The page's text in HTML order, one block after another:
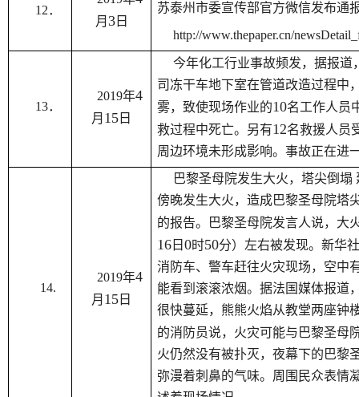
12．
月 3日
苏泰州市委宣传部官方微信发布通
http://www.thepaper.cn/
13．
2019年4
月 15 日
今年化工行业事故频发，据报道
司冻干车地下室在管道改造过程中
雾，致使现场作业的10名工作人员
救过程中死亡。另有12名救援人员
周边环境未形成影响。事故正在进
14.
2019年4
月 15 日
巴黎圣母院发生大火，塔尖倒塌
傍晚发生大火，造成巴黎圣母院塔
的报告。巴黎圣母院发言人说，大
16 日 0时50分）左右被发现。新华
消防车、警车赶往火灾现场，空中
能看到滚滚浓烟。据法国媒体报道
很快蔓延，熊熊火焰从教堂两座钟
的消防员说，火灾可能与巴黎圣母
火仍然没有被扑灭，夜幕下的巴黎
弥漫着刺鼻的气味。周围民众表情